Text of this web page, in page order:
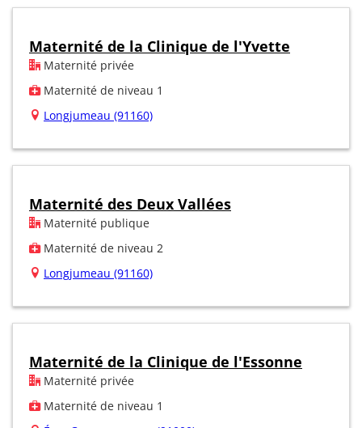
Maternité de la Clinique de l'Yvette
Maternité privée
Maternité de niveau 1
Longjumeau (91160)
Maternité des Deux Vallées
Maternité publique
Maternité de niveau 2
Longjumeau (91160)
Maternité de la Clinique de l'Essonne
Maternité privée
Maternité de niveau 1